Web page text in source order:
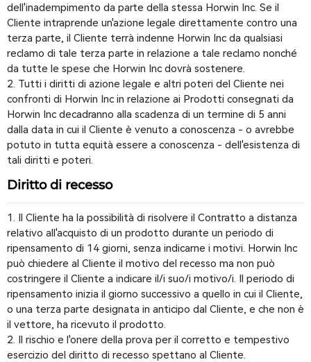
dell'inadempimento da parte della stessa Horwin Inc. Se il
Cliente intraprende un'azione legale direttamente contro una
terza parte, il Cliente terrà indenne Horwin Inc da qualsiasi
reclamo di tale terza parte in relazione a tale reclamo nonché
da tutte le spese che Horwin Inc dovrà sostenere.
2. Tutti i diritti di azione legale e altri poteri del Cliente nei
confronti di Horwin Inc in relazione ai Prodotti consegnati da
Horwin Inc decadranno alla scadenza di un termine di 5 anni
dalla data in cui il Cliente è venuto a conoscenza - o avrebbe
potuto in tutta equità essere a conoscenza - dell'esistenza di
tali diritti e poteri.
Diritto di recesso
1. Il Cliente ha la possibilità di risolvere il Contratto a distanza
relativo all'acquisto di un prodotto durante un periodo di
ripensamento di 14 giorni, senza indicarne i motivi. Horwin Inc
può chiedere al Cliente il motivo del recesso ma non può
costringere il Cliente a indicare il/i suo/i motivo/i. Il periodo di
ripensamento inizia il giorno successivo a quello in cui il Cliente,
o una terza parte designata in anticipo dal Cliente, e che non è
il vettore, ha ricevuto il prodotto.
2. Il rischio e l'onere della prova per il corretto e tempestivo
esercizio del diritto di recesso spettano al Cliente.